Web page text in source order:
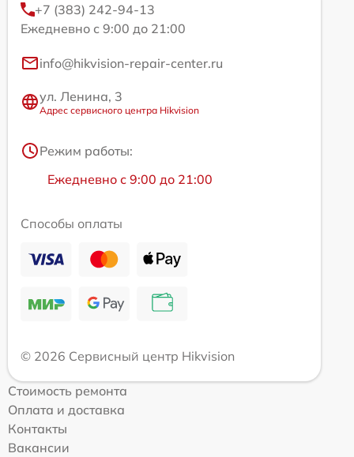
+7 (383) 242-94-13
Ежедневно с 9:00 до 21:00
info@hikvision-repair-center.ru
ул. Ленина, 3
Адрес сервисного центра Hikvision
Режим работы:
Ежедневно с 9:00 до 21:00
Способы оплаты
© 2026 Сервисный центр Hikvision
Стоимость ремонта
Оплата и доставка
Контакты
Вакансии